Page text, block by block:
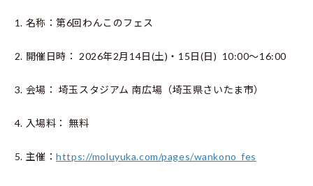
名称：第6回わんこのフェス
開催日時： 2026年2月14日(土)・15日(日) 10:00〜16:00
会場： 埼玉スタジアム 南広場（埼玉県さいたま市）
入場料： 無料
主催：https://moluyuka.com/pages/wankono_fes